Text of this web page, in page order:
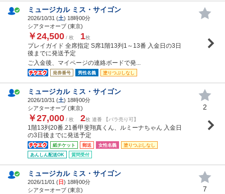
ミュージカル ミス・サイゴン
2026/10/31 (土) 18時00分
シアターオーブ (東京)
￥24,500 / 枚 1枚
プレイガイド 全席指定 S席1階13列1～13番 入金日の3日
後までに発送予定
ご入金後、マイページの連絡ボードで発...
発券番号 男性名義 塗りつぶしなし
ミュージカル ミス・サイゴン
2026/10/31 (土) 18時00分
シアターオーブ (東京)
￥27,000 / 枚 2枚 連番 【バラ売り可】
1階13列20番.21番甲斐翔真くん、ルミーナちゃん 入金日
の3日後までに発送予定
紙チケット 郵送 女性名義
塗りつぶしなし
あんしん配送OK
質問受付
2
ミュージカル ミス・サイゴン
2026/11/01 (日) 18時00分
シアターオーブ (東京)
7